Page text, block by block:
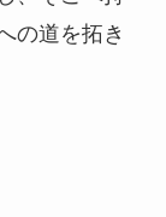
の道を拓き